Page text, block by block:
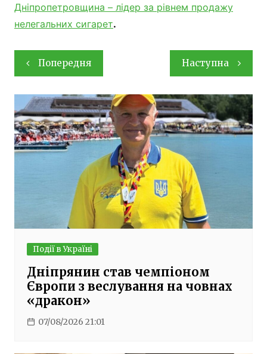
Дніпропетровщина – лідер за рівнем продажу
нелегальних сигарет.
Навігація
записів
Попередня Наступна
Події в Україні
Дніпрянин став чемпіоном
Європи з веслування на човнах
«дракон»
07/08/2026 21:01